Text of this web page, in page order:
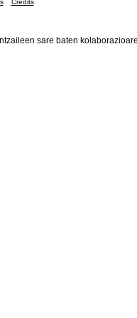
Credits
sare baten